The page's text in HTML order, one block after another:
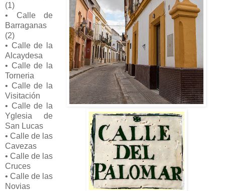
(1)
• Calle de
Barraganas
(2)
• Calle de la
Alcaydesa
• Calle de la
Torneria
• Calle de la
Visitación
• Calle de la
Yglesia de
San Lucas
• Calle de las
Cavezas
• Calle de las
Cruces
• Calle de las
Novias